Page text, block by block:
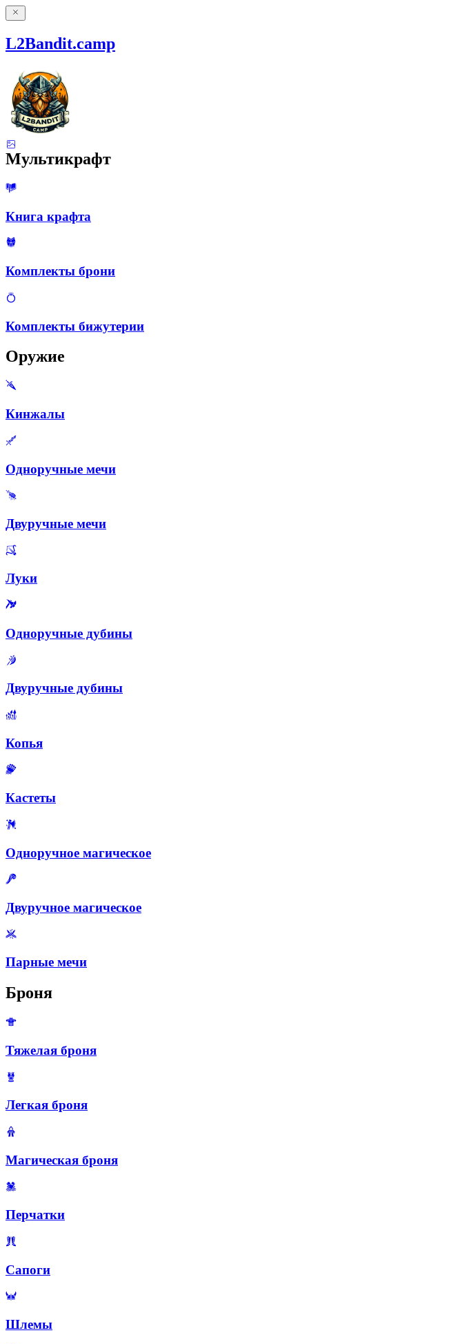
L2Bandit.camp
Мультикрафт
Книга крафта
Комплекты брони
Комплекты бижутерии
Оружие
Кинжалы
Одноручные мечи
Двуручные мечи
Луки
Одноручные дубины
Двуручные дубины
Копья
Кастеты
Одноручное магическое
Двуручное магическое
Парные мечи
Броня
Тяжелая броня
Легкая броня
Магическая броня
Перчатки
Сапоги
Шлемы